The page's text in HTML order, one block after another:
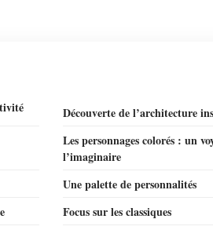
Découverte de l’architecture
Les personnages colorés : un
l’imaginaire
Une palette de personnalités
Focus sur les classiques